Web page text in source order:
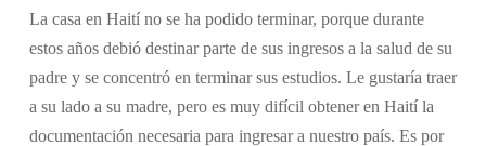
La casa en Haití no se ha podido terminar, porque durante
estos años debió destinar parte de sus ingresos a la salud de su
padre y se concentró en terminar sus estudios. Le gustaría traer
a su lado a su madre, pero es muy difícil obtener en Haití la
documentación necesaria para ingresar a nuestro país. Es por